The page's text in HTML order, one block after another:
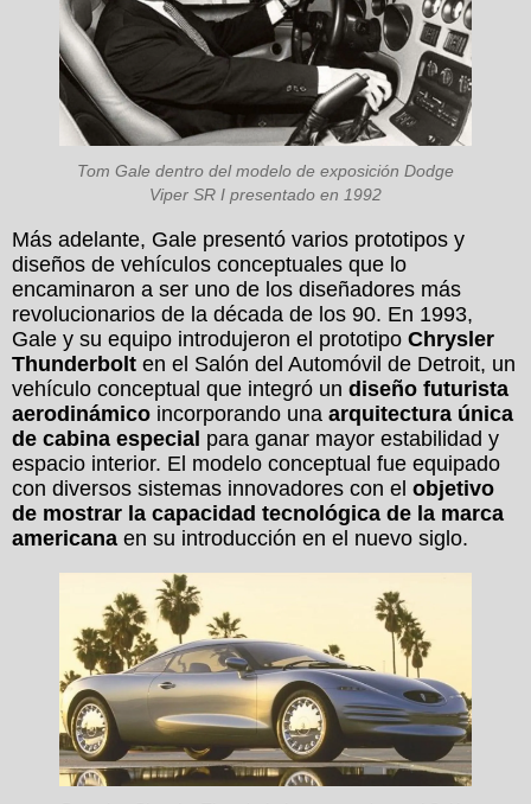
Tom Gale dentro del modelo de exposición Dodge
Viper SR I presentado en 1992
Más adelante, Gale presentó varios prototipos y
diseños de vehículos conceptuales que lo
encaminaron a ser uno de los diseñadores más
revolucionarios de la década de los 90. En 1993,
Gale y su equipo introdujeron el prototipo Chrysler
Thunderbolt en el Salón del Automóvil de Detroit, un
vehículo conceptual que integró un diseño futurista
aerodinámico incorporando una arquitectura única
de cabina especial para ganar mayor estabilidad y
espacio interior. El modelo conceptual fue equipado
con diversos sistemas innovadores con el objetivo
de mostrar la capacidad tecnológica de la marca
americana en su introducción en el nuevo siglo.